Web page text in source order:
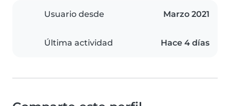
Usuario desde Marzo 2021
Última actividad Hace 4 días